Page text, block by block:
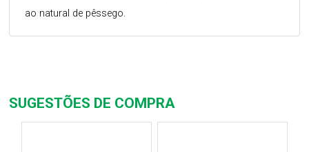
ao natural de pêssego.
SUGESTÕES DE COMPRA